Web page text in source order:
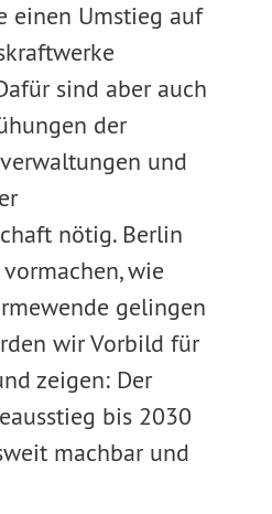
einen Umstieg auf
sind aber auch
der
und
nötig. Berlin
wie
gelingen
wir Vorbild für
zeigen: Der
bis 2030
machbar und